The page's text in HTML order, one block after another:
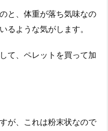
と、体重が落ち気味なの
るような気がします。
て、ペレットを買って加
が、これは粉末状なので